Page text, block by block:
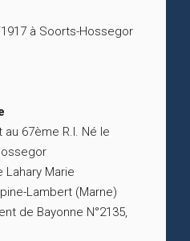
à Soorts-Hossegor
67ème R.I. Né le
Lahary Marie
Lambert (Marne)
de Bayonne N°2135,